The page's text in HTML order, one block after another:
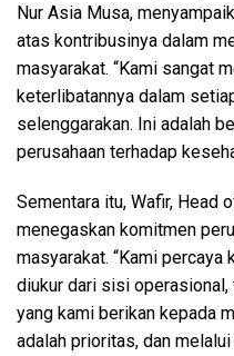
Nur Asia Musa,
atas kontribusinya dalam
masyarakat. “Kami sangat
keterlibatannya dalam
selenggarakan. Ini adalah
perusahaan terhadap
Sementara itu, Wafir, Head
menegaskan komitmen
masyarakat. “Kami
diukur dari sisi
yang kami berikan kepada
adalah prioritas, dan